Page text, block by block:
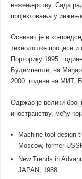
инжењерству. Сада
пројектовања у
Оснивач је и ко-
технолошке процесе и
Порторику 1995.
Будимпешти, на
2000. године на МИТ,
Одржао је велики
иностранству, међу
Machine tool design
Moscow, former
New Trends in
JAPAN, 1988.